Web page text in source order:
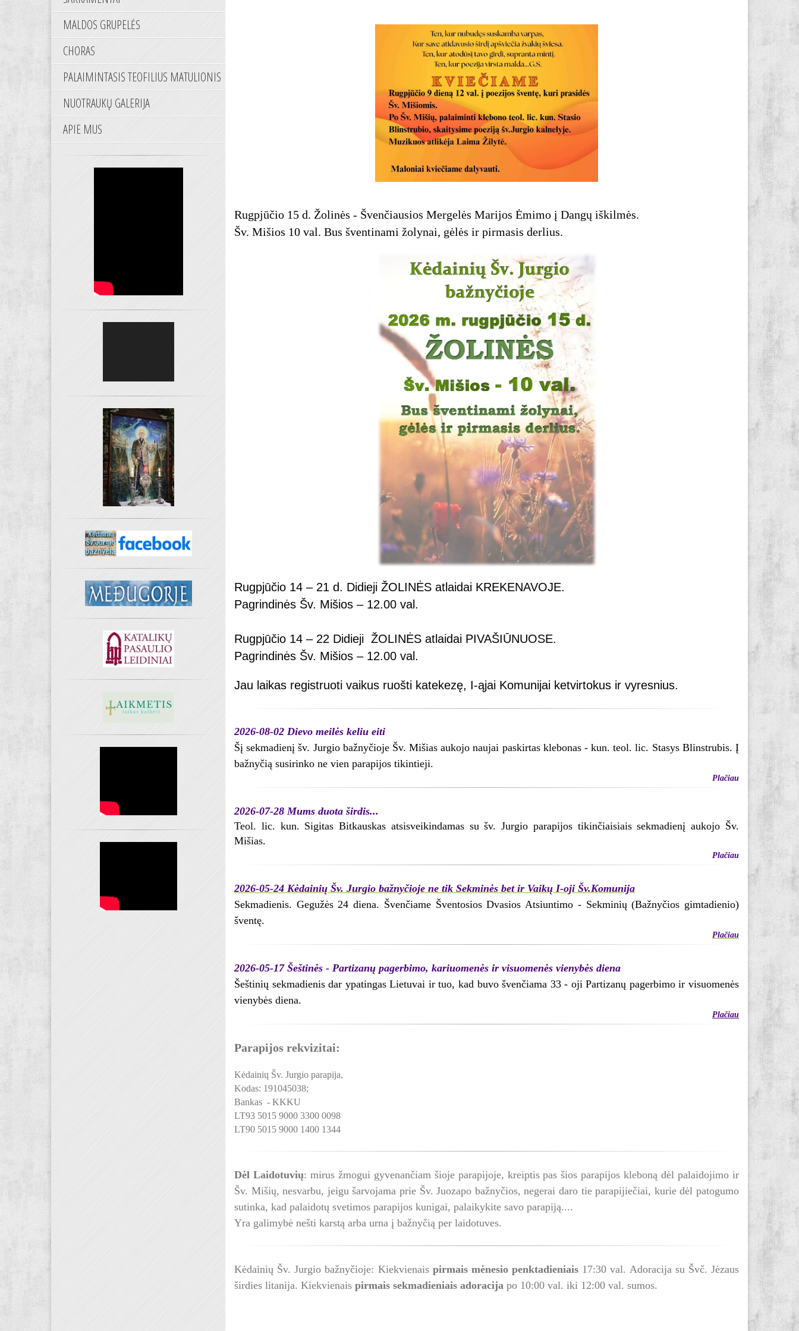
MALDOS GRUPELĖS
CHORAS
PALAIMINTASIS TEOFILIUS MATULIONIS
NUOTRAUKŲ GALERIJA
APIE MUS
Rugpjūčio 15 d. Žolinės - Švenčiausios Mergelės Marijos Ėmimo į Dangų iškilmės.
Šv. Mišios 10 val. Bus šventinami žolynai, gėlės ir pirmasis derlius.
Rugpjūčio 14 – 21 d. Didieji ŽOLINĖS atlaidai KREKENAVOJE.
Pagrindinės Šv. Mišios – 12.00 val.
Rugpjūčio 14 – 22 Didieji ŽOLINĖS atlaidai PIVAŠIŪNUOSE.
Pagrindinės Šv. Mišios – 12.00 val.
Jau laikas registruoti vaikus ruošti katekezę, I-ąjai Komunijai ketvirtokus ir vyresnius.
2026-08-02 Dievo meilės keliu eiti
Šį sekmadienį šv. Jurgio bažnyčioje Šv. Mišias aukojo naujai paskirtas klebonas - kun. teol. lic. Stasys Blinstrubis. Į
bažnyčią susirinko ne vien parapijos tikintieji.
Plačiau
2026-07-28 Mums duota širdis...
Teol. lic. kun. Sigitas Bitkauskas atsisveikindamas su šv. Jurgio parapijos tikinčiaisiais sekmadienį aukojo Šv.
Mišias.
Plačiau
2026-05-24 Kėdainių Šv. Jurgio bažnyčioje ne tik Sekminės bet ir Vaikų I-oji Šv.Komunija
Sekmadienis. Gegužės 24 diena. Švenčiame Šventosios Dvasios Atsiuntimo - Sekminių (Bažnyčios gimtadienio)
šventę.
Plačiau
2026-05-17 Šeštinės - Partizanų pagerbimo, kariuomenės ir visuomenės vienybės diena
Šeštinių sekmadienis dar ypatingas Lietuvai ir tuo, kad buvo švenčiama 33 - oji Partizanų pagerbimo ir visuomenės
vienybės diena.
Plačiau
Parapijos rekvizitai:
Kėdainių Šv. Jurgio parapija,
Kodas: 191045038;
Bankas - KKKU
LT93 5015 9000 3300 0098
LT90 5015 9000 1400 1344
Dėl Laidotuvių: mirus žmogui gyvenančiam šioje parapijoje, kreiptis pas šios parapijos kleboną dėl palaidojimo ir
Šv. Mišių, nesvarbu, jeigu šarvojama prie Šv. Juozapo bažnyčios, negerai daro tie parapijiečiai, kurie dėl patogumo
sutinka, kad palaidotų svetimos parapijos kunigai, palaikykite savo parapiją....
Yra galimybė nešti karstą arba urna į bažnyčią per laidotuves.
Kėdainių Šv. Jurgio bažnyčioje: Kiekvienais pirmais mėnesio penktadieniais 17:30 val. Adoracija su Švč. Jėzaus
širdies litanija. Kiekvienais pirmais sekmadieniais adoracija po 10:00 val. iki 12:00 val. sumos.